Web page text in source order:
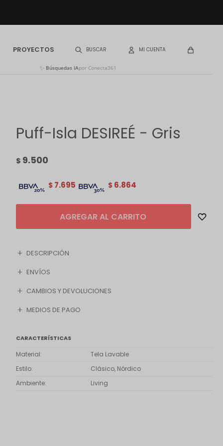
PROYECTOS
✨ Búsquedas IApor Conecta361
Puff-Isla DESIREÉ - Gris
$ 9.500
$ 6.864
$ 7.695
AGREGAR AL CARRITO
DESCRIPCIÓN
ENVÍOS
CAMBIOS Y DEVOLUCIONES
MEDIOS DE PAGO
CARACTERÍSTICAS
Material
Tela Lavable
Estilo
Clásico, Nórdico
Ambiente
Living